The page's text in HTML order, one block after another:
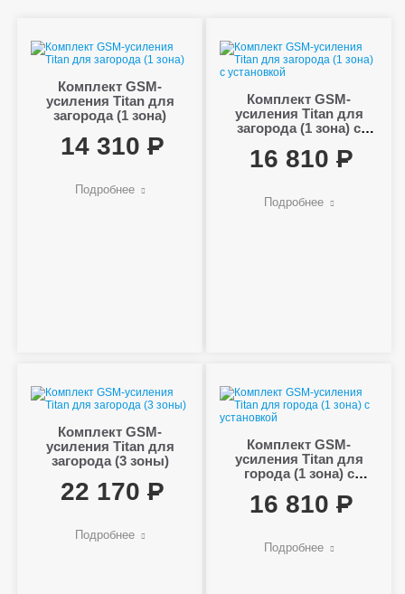
Комплект GSM-
усиления Titan для
загорода (1 зона)
14 310
Подробнее
Комплект GSM-
усиления Titan для
загорода (1 зона) с
16 810
Подробнее
Комплект GSM-
усиления Titan для
загорода (3 зоны)
22 170
Подробнее
Комплект GSM-
усиления Titan для
города (1 зона) с
16 810
Подробнее